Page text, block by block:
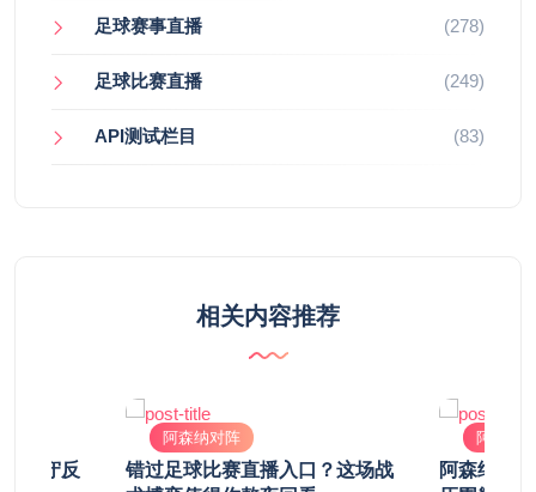
足球赛事直播 (278)
足球比赛直播 (249)
API测试栏目 (83)
相关内容推荐
稳守反
阿森纳对阵
错过足球比赛直播入口？这场战
阿森纳
阿森纳对